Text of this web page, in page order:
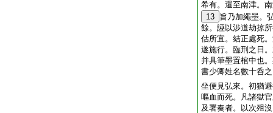
希有。還至南津。
13
旨乃加繩墨。
餘。誣以渉道劫掠
估所宜。結正處死
遂施行。臨刑之日
并具筆墨置棺中也
書少卿姓名數十呑
坐便見弘來。初猶
嘔血而死。凡諸獄
及署奏者。以次殂